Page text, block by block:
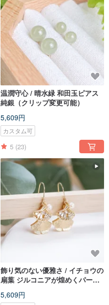
温潤守心 / 晴水緑 和田玉ピアス
純銀（クリップ変更可能）
5,609円
カスタム可
5 (23)
飾り気のない優雅さ / イチョウの
扇葉 ジルコニアが煌めくパール
5,609円